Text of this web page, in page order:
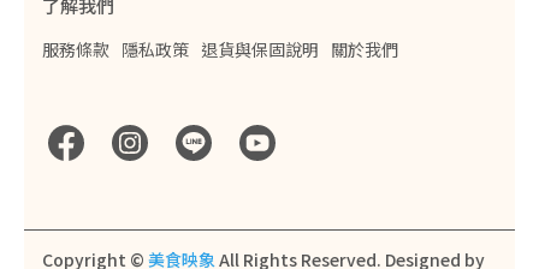
了解我們
服務條款 隱私政策 退貨與保固說明 關於我們
Copyright © 美食映象 All Rights Reserved. Designed by